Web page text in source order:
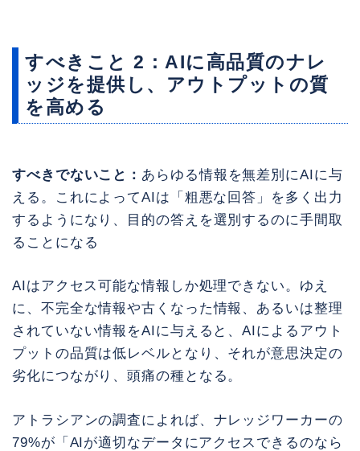
すべきこと 2：AIに高品質のナレ
ッジを提供し、アウトプットの質
を高める
すべきでないこと： あらゆる情報を無差別にAIに与
える。これによってAIは「粗悪な回答」を多く出力
するようになり、目的の答えを選別するのに手間取
ることになる
AIはアクセス可能な情報しか処理できない。ゆえ
に、不完全な情報や古くなった情報、あるいは整理
されていない情報をAIに与えると、AIによるアウト
プットの品質は低レベルとなり、それが意思決定の
劣化につながり、頭痛の種となる。
アトラシアンの調査によれば、ナレッジワーカーの
79%が「AIが適切なデータにアクセスできるのなら